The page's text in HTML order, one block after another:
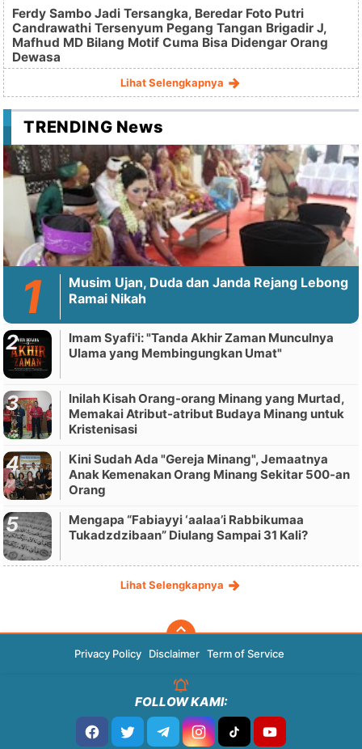
Ferdy Sambo Jadi Tersangka, Beredar Foto Putri
Candrawathi Tersenyum Pegang Tangan Brigadir J,
Mafhud MD Bilang Motif Cuma Bisa Didengar Orang
Dewasa
Lihat Selengkapnya
TRENDING News
Musim Ujan, Duda dan Janda Rejang Lebong
Ramai Nikah
Imam Syafi'i: "Tanda Akhir Zaman Munculnya
Ulama yang Membingungkan Umat"
Inilah Kisah Orang-orang Minang yang Murtad,
Memakai Atribut-atribut Budaya Minang untuk
Kristenisasi
Kini Sudah Ada "Gereja Minang", Jemaatnya
Anak Kemenakan Orang Minang Sekitar 500-an
Orang
Mengapa “Fabiayyi ‘aalaa’i Rabbikumaa
Tukadzdzibaan” Diulang Sampai 31 Kali?
Lihat Selengkapnya
Privacy Policy Disclaimer Term of Service
FOLLOW KAMI: